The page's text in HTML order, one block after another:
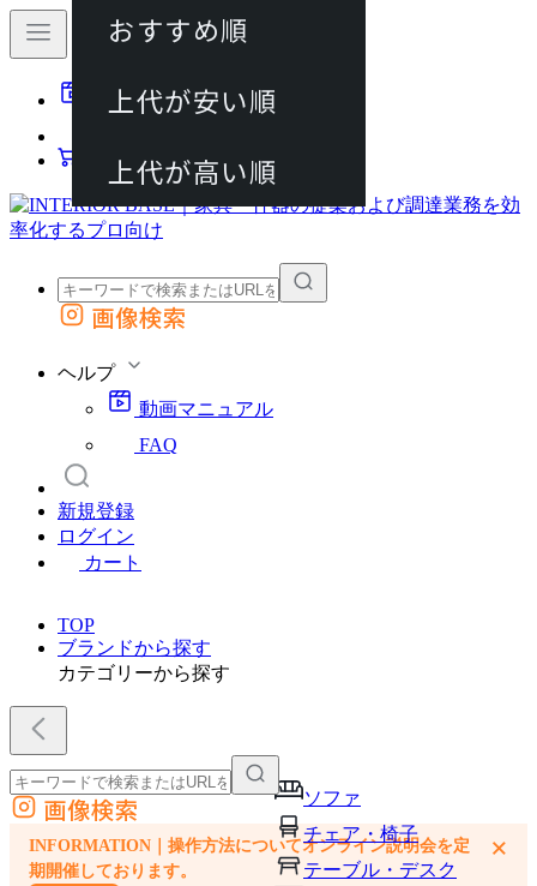
動画マニュアル
カート
外部サイトの商品をカートに追加
画像検索
ヘルプ
動画マニュアル
FAQ
新規登録
ログイン
カート
TOP
ブランドから探す
カテゴリーから探す
ソファ
チェア・椅子
テーブル・デスク
外部サイトの商品をカートに追加
他のサイトで見つけた商品ページのURLを貼り付けて、カートに追加できます
画像検索
INFORMATION｜操作方法についてオンライン説明会を定
期開催しております。
×
おすすめ順
上代が安い順
上代が高い順